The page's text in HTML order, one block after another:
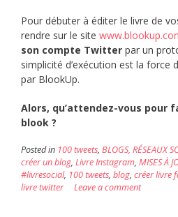
Pour débuter à éditer le livre de
rendre sur le site
son compte Twitter par un
simplicité d’exécution est la force
par BlookUp.
Alors, qu’attendez-vous pour
blook ?
Posted in 100 tweets, BLOGS, RÉSEAUX
créer un blog, Livre Instagram, MISES À
#livresocial, 100 tweets, blog, créer livre
livre twitter
Leave a comment